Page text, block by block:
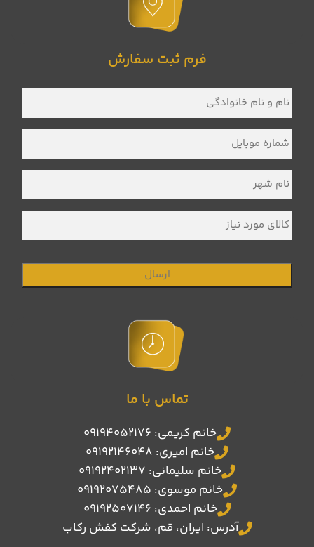
فرم ثبت سفارش
نام
و
نام
خانوادگی *
شماره
موبایل *
نام
شهر *
کالای
مورد
نیاز
تماس با ما
خانم کریمی: 09194052176
خانم امیری: 09192146048
خانم سلیمانی: 09192402137
خانم موسوی: 09192075485
خانم احمدی: 09192507146
آدرس: ایران، قم، شرکت کفش رکاب